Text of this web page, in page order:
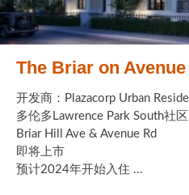
The Briar on
开发商：Plazacorp Urban
多伦多Lawrence Park South社区
Briar Hill Ave & Avenue Rd
即将上市
预计2024年开始入住 ...